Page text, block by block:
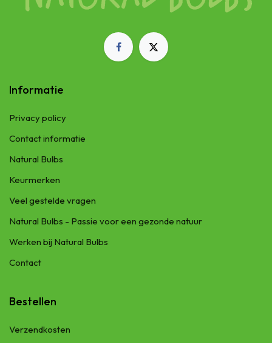
Informatie
Privacy policy
Contact informatie
Natural Bulbs
Keurmerken
Veel gestelde vragen
Natural Bulbs - Passie voor een gezonde natuur
Werken bij Natural Bulbs
Contact
Bestellen
Verzendkosten